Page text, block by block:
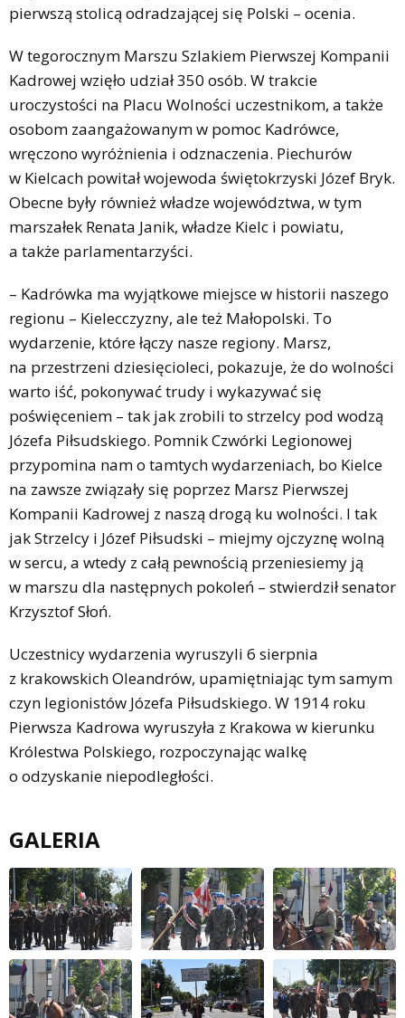
pierwszą stolicą odradzającej się Polski – ocenia.
W tegorocznym Marszu Szlakiem Pierwszej Kompanii
Kadrowej wzięło udział 350 osób. W trakcie
uroczystości na Placu Wolności uczestnikom, a także
osobom zaangażowanym w pomoc Kadrówce,
wręczono wyróżnienia i odznaczenia. Piechurów
w Kielcach powitał wojewoda świętokrzyski Józef Bryk.
Obecne były również władze województwa, w tym
marszałek Renata Janik, władze Kielc i powiatu,
a także parlamentarzyści.
– Kadrówka ma wyjątkowe miejsce w historii naszego
regionu – Kielecczyzny, ale też Małopolski. To
wydarzenie, które łączy nasze regiony. Marsz,
na przestrzeni dziesięcioleci, pokazuje, że do wolności
warto iść, pokonywać trudy i wykazywać się
poświęceniem – tak jak zrobili to strzelcy pod wodzą
Józefa Piłsudskiego. Pomnik Czwórki Legionowej
przypomina nam o tamtych wydarzeniach, bo Kielce
na zawsze związały się poprzez Marsz Pierwszej
Kompanii Kadrowej z naszą drogą ku wolności. I tak
jak Strzelcy i Józef Piłsudski – miejmy ojczyznę wolną
w sercu, a wtedy z całą pewnością przeniesiemy ją
w marszu dla następnych pokoleń – stwierdził senator
Krzysztof Słoń.
Uczestnicy wydarzenia wyruszyli 6 sierpnia
z krakowskich Oleandrów, upamiętniając tym samym
czyn legionistów Józefa Piłsudskiego. W 1914 roku
Pierwsza Kadrowa wyruszyła z Krakowa w kierunku
Królestwa Polskiego, rozpoczynając walkę
o odzyskanie niepodległości.
GALERIA